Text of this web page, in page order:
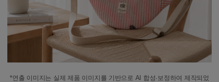
*연출 이미지는 실제 제품 이미지를 기반으로 AI 합성·보정하여 제작되었